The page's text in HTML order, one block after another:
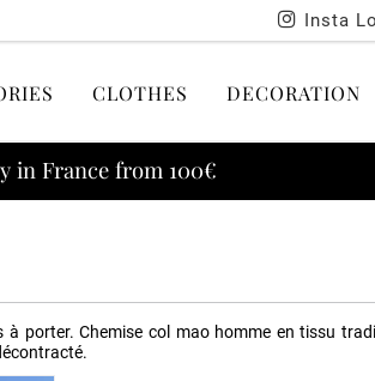
Insta
CLOTHES DECORATION
in France from 100€
porter. Chemise col mao homme en tissu